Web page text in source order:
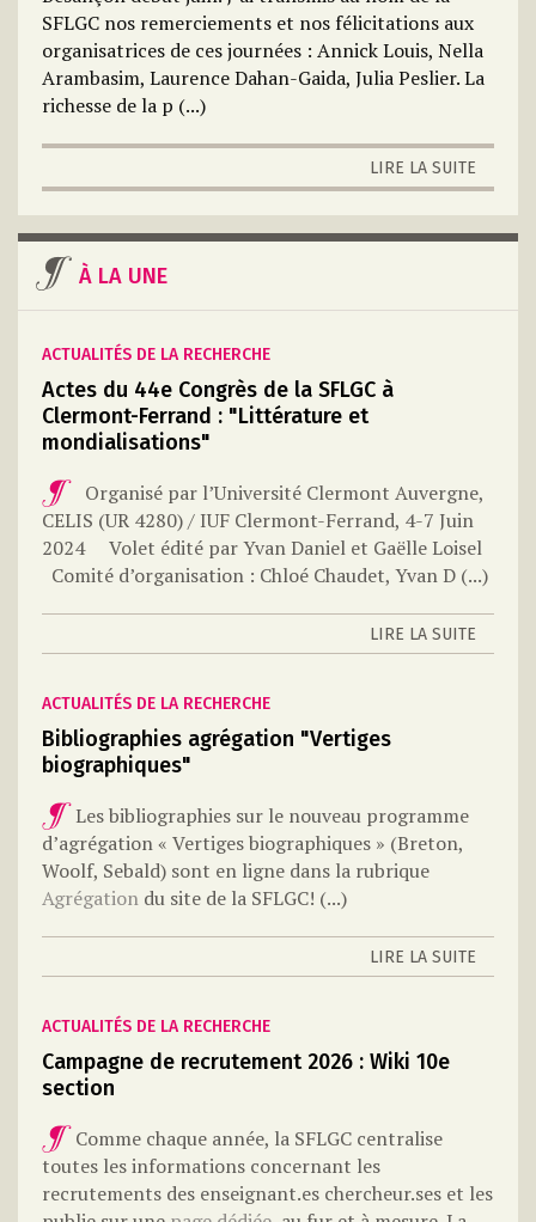
SFLGC nos remerciements et nos félicitations aux
organisatrices de ces journées : Annick Louis, Nella
Arambasim, Laurence Dahan-Gaida, Julia Peslier. La
richesse de la p (...)
LIRE LA SUITE
À LA UNE
ACTUALITÉS DE LA RECHERCHE
Actes du 44e Congrès de la SFLGC à
Clermont-Ferrand : "Littérature et
mondialisations"
Organisé par l’Université Clermont Auvergne,
CELIS (UR 4280) / IUF Clermont-Ferrand, 4-7 Juin
2024
Volet édité parYvan Daniel et Gaëlle Loisel
Comité d’organisation : Chloé Chaudet, Yvan D (...)
LIRE LA SUITE
ACTUALITÉS DE LA RECHERCHE
Bibliographies agrégation "Vertiges
biographiques"
Les bibliographies sur le nouveau programme
d’agrégation « Vertiges biographiques » (Breton,
Woolf, Sebald) sont en ligne dans la rubrique
Agrégation du site de la SFLGC! (...)
LIRE LA SUITE
ACTUALITÉS DE LA RECHERCHE
Campagne de recrutement 2026 : Wiki 10e
section
Comme chaque année, la SFLGC centralise
toutes les informations concernant les
recrutements des enseignant.es chercheur.ses et les